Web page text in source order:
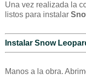
Una vez realizada la
listos para instalar
Instalar Snow
Manos a la obra.